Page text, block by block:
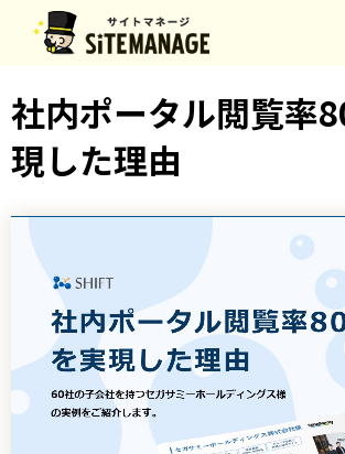
社内ポータル閲覧率
現した理由